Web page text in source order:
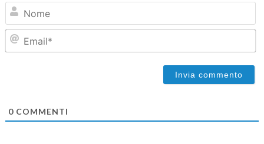
0COMMENTI